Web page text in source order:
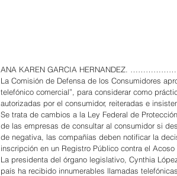
ANA KAREN GARCIA HERNANDEZ.
La Comisión de Defensa de los Consumidores
telefónico comercial”, para considerar como
autorizadas por el consumidor, reiteradas e
Se trata de cambios a la Ley Federal de
de las empresas de consultar al consumidor si
de negativa, las compañías deben notificar la
inscripción en un Registro Público contra el Acoso
La presidenta del órgano legislativo, Cynthia
país ha recibido innumerables llamadas